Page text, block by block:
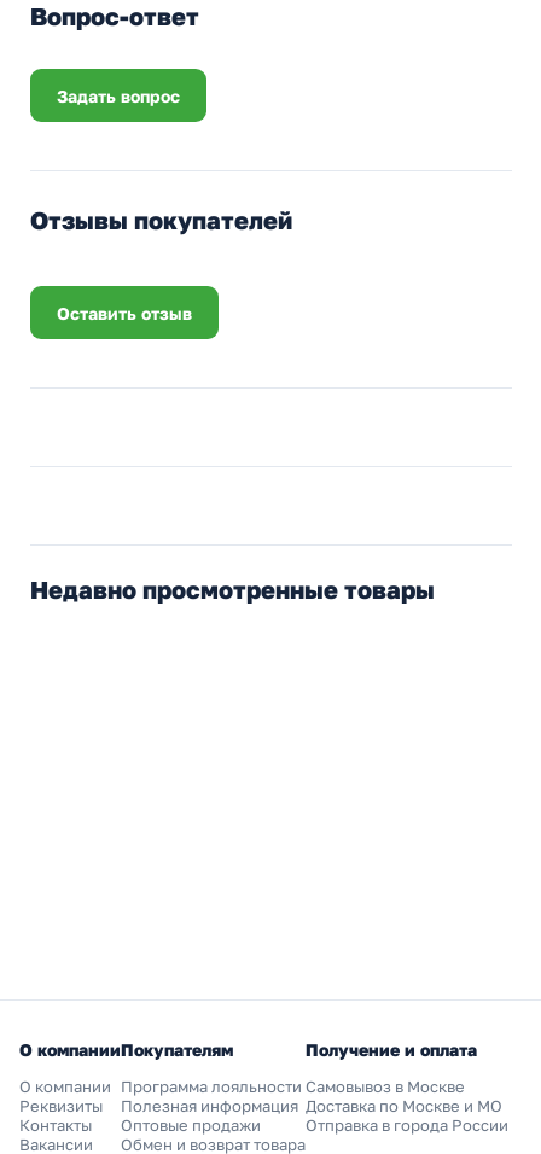
Вопрос-ответ
Задать вопрос
Отзывы покупателей
Оставить отзыв
Недавно просмотренные товары
О компании
О компании
Реквизиты
Контакты
Вакансии
Покупателям
Программа лояльности
Полезная информация
Оптовые продажи
Обмен и возврат товара
Получение и оплата
Самовывоз в Москве
Доставка по Москве и МО
Отправка в города России